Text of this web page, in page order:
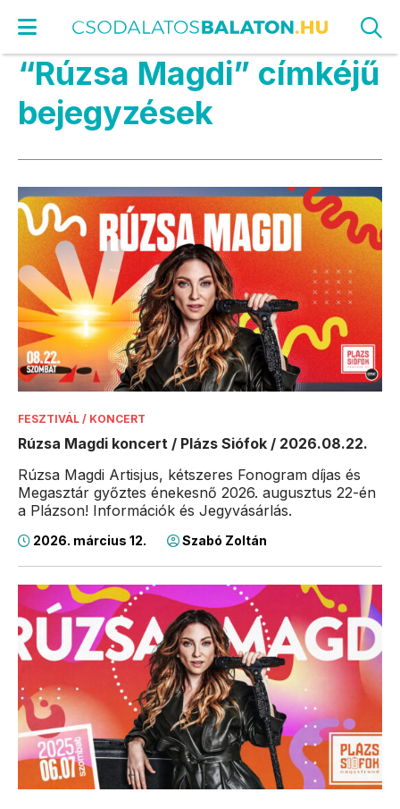
“Rúzsa Magdi” címkéjű
bejegyzések
FESZTIVÁL / KONCERT
Rúzsa Magdi koncert / Plázs Siófok / 2026.08.22.
Rúzsa Magdi Artisjus, kétszeres Fonogram díjas és
Megasztár győztes énekesnő 2026. augusztus 22-én
a Plázson! Információk és Jegyvásárlás.
2026. március 12. Szabó Zoltán